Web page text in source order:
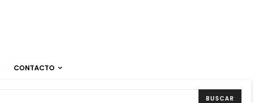
CONTACTO
BUSCAR